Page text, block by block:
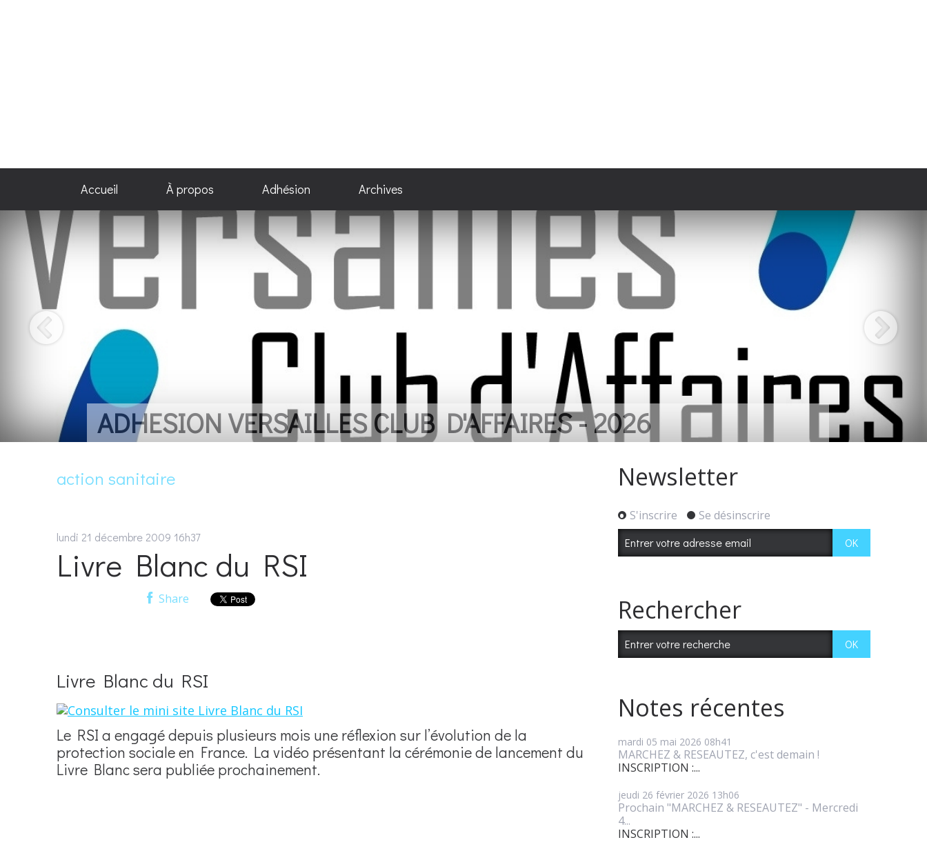
Accueil À propos Adhésion Archives
UN LIVRE POUR REMERCIER LES COMMERCANTS
action sanitaire
lundi 21 décembre 2009 16h37
Livre Blanc du RSI
Share
Livre Blanc du RSI
Le RSI a engagé depuis plusieurs mois une réflexion sur l’évolution de la
protection sociale en France. La vidéo présentant la cérémonie de lancement du
Livre Blanc sera publiée prochainement.
Newsletter
S'inscrire Se désinscrire
Rechercher
Notes récentes
mardi 05 mai 2026 08h41
MARCHEZ & RESEAUTEZ, c'est demain !
INSCRIPTION :...
jeudi 26 février 2026 13h06
Prochain "MARCHEZ & RESEAUTEZ" - Mercredi
4...
INSCRIPTION :...